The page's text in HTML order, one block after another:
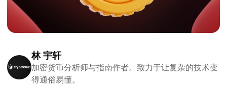
林 宇轩
加密货币分析师与指南作者。致力于让复杂的技术变
得通俗易懂。